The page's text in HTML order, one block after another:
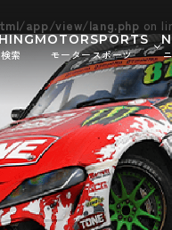
app/view/lang.php on
索
MOTORSPORTS
モータースポーツ
DIRT TRIAL
GT
Rally
BRZ Cup
D1 GRAND
AXCR
お知
イベ